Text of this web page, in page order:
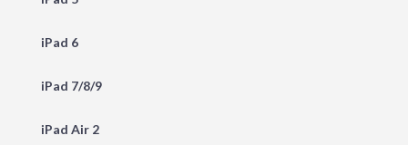
iPad 6
iPad 7/8/9
iPad Air 2